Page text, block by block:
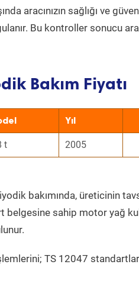
aracınızın sağlığı ve
Bu kontroller sonucu
Bakım Fiyatı
Yıl
t 2005
bakımında, üreticinin
belgesine sahip motor yağ
TS 12047